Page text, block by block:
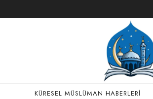
KÜRESEL MÜSLÜMAN HABERLERI